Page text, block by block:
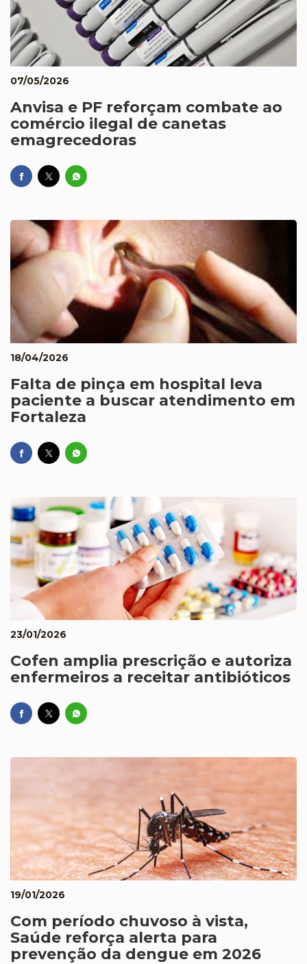
07/05/2026
Anvisa e PF reforçam combate ao
comércio ilegal de canetas
emagrecedoras
18/04/2026
Falta de pinça em hospital leva
paciente a buscar atendimento em
Fortaleza
23/01/2026
Cofen amplia prescrição e autoriza
enfermeiros a receitar antibióticos
19/01/2026
Com período chuvoso à vista,
Saúde reforça alerta para
prevenção da dengue em 2026